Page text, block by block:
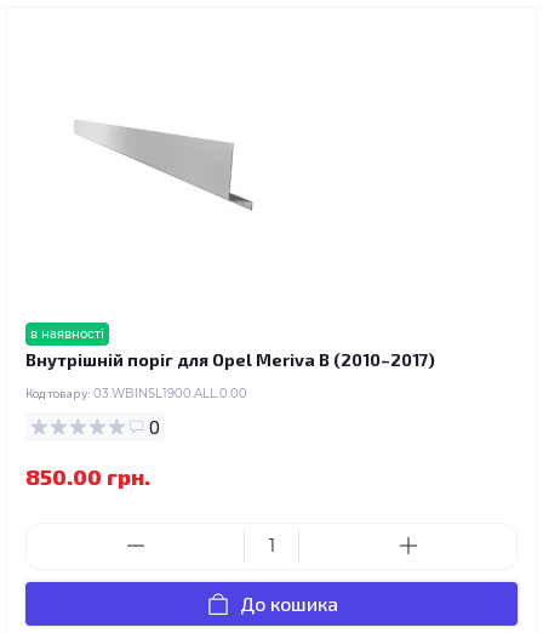
в наявності
Внутрішній поріг для Opel Meriva B (2010–2017)
Код товару: 03.WBINSL1900.ALL.0.00
0
850.00 грн.
До кошика